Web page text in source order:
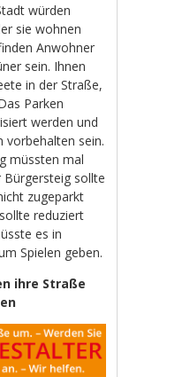
würden
sie wohnen
Anwohner
sein. Ihnen
in der Straße,
Parken
werden und
vorbehalten sein.
müssten mal
sollte
zugeparkt
reduziert
es in
Spielen geben.
ihre Straße